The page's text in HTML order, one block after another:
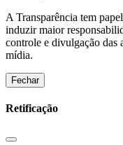
A Transparência tem
induzir maior
controle e divulgação das
mídia.
Fechar
Retificação